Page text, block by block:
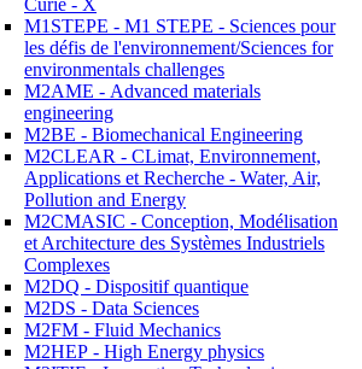
Curie - X
M1STEPE - M1 STEPE - Sciences pour
les défis de l'environnement/Sciences for
environmentals challenges
M2AME - Advanced materials
engineering
M2BE - Biomechanical Engineering
M2CLEAR - CLimat, Environnement,
Applications et Recherche - Water, Air,
Pollution and Energy
M2CMASIC - Conception, Modélisation
et Architecture des Systèmes Industriels
Complexes
M2DQ - Dispositif quantique
M2DS - Data Sciences
M2FM - Fluid Mechanics
M2HEP - High Energy physics